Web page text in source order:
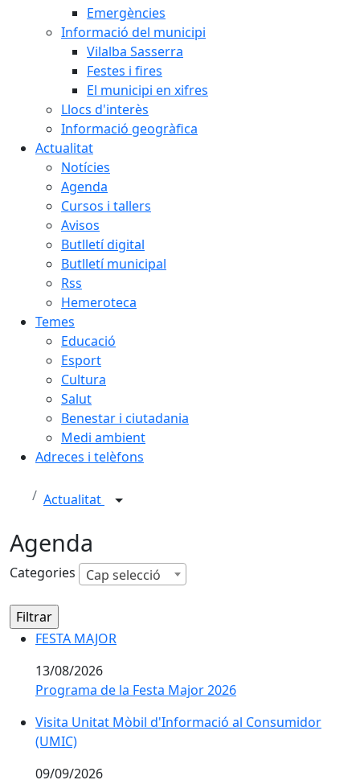
Emergències
Informació del municipi
Vilalba Sasserra
Festes i fires
El municipi en xifres
Llocs d'interès
Informació geogràfica
Actualitat
Notícies
Agenda
Cursos i tallers
Avisos
Butlletí digital
Butlletí municipal
Rss
Hemeroteca
Temes
Educació
Esport
Cultura
Salut
Benestar i ciutadania
Medi ambient
Adreces i telèfons
Actualitat
Agenda
Categories Cap selecció
FESTA MAJOR
FESTA MAJOR
13/08/2026
Programa de la Festa Major 2026
Visita Unitat Mòbil d'Informació al Consumidor
Visita Unitat Mòbil d'Informació al Consumidor
(UMIC)
09/09/2026